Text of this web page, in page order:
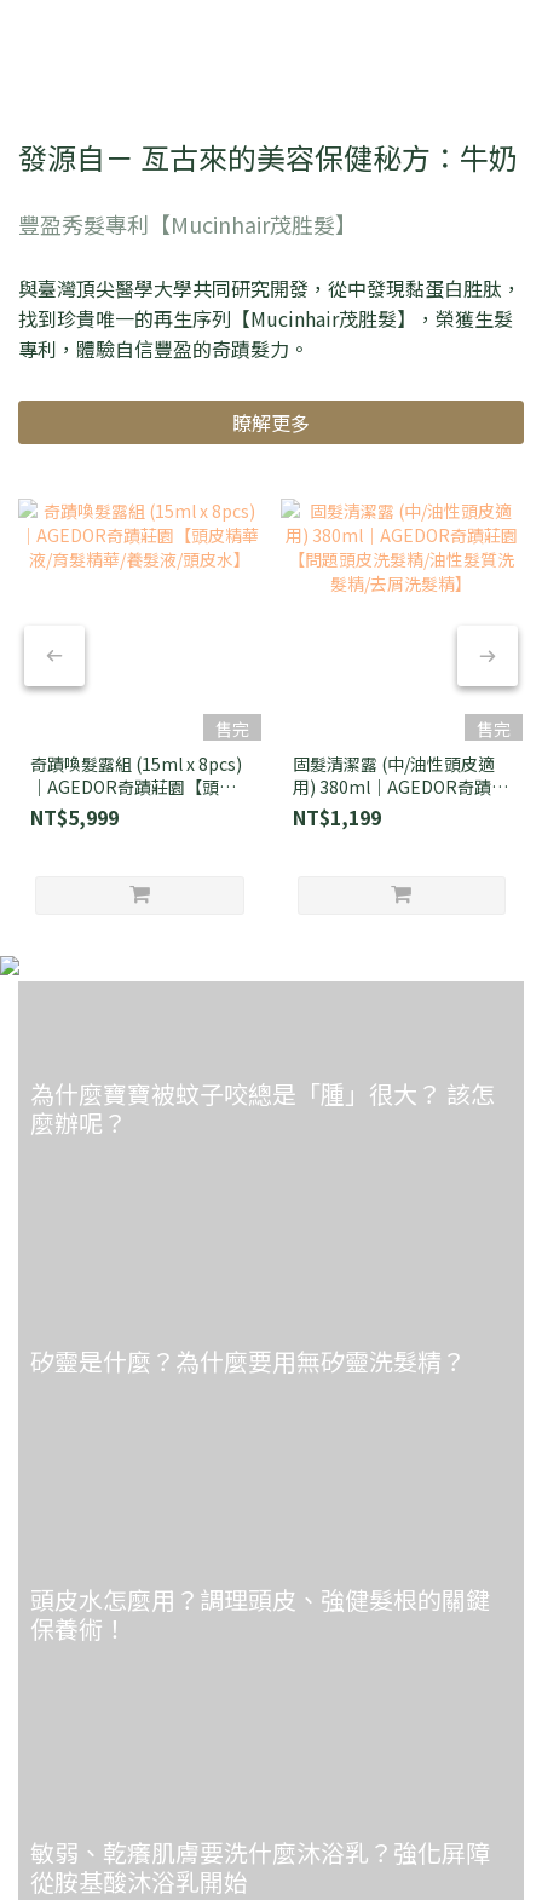
發源自－ 亙古來的美容保健秘方：牛奶
豐盈秀髮專利【Mucinhair茂胜髮】
與臺灣頂尖醫學大學共同研究開發，從中發現黏蛋白胜肽，
找到珍貴唯一的再生序列【Mucinhair茂胜髮】，榮獲生髮
專利，體驗自信豐盈的奇蹟髮力。
瞭解更多
售完
奇蹟喚髮露組 (15ml x 8pcs)
｜AGEDOR奇蹟莊園【頭皮
精華液/育髮精華/養髮液/頭
皮水】
NT$5,999
售完
固髮清潔露 (中/油性頭皮適
用) 380ml｜AGEDOR奇蹟莊
園【問題頭皮洗髮精/油性髮
質洗髮精/去屑洗髮精】
NT$1,199
為什麼寶寶被蚊子咬總是「腫」很大？ 該怎
麼辦呢？
矽靈是什麼？為什麼要用無矽靈洗髮精？
頭皮水怎麼用？調理頭皮、強健髮根的關鍵
保養術！
敏弱、乾癢肌膚要洗什麼沐浴乳？強化屏障
從胺基酸沐浴乳開始